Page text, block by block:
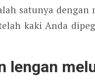
satunya dengan
kaki Anda
lengan